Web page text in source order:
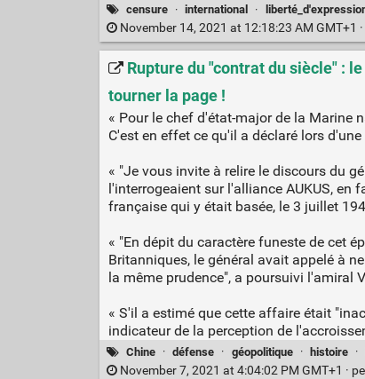
censure · international ·
November 14, 2021 at 12:18:23 AM GMT+1 ·
Rupture du "contrat du siècle" :
tourner la page !
« Pour le chef d'état-major de la Marine
C'est en effet ce qu'il a déclaré lors
« "Je vous invite à relire le discours du
l'interrogeaient sur l'alliance AUKUS,
française qui y était basée, le 3 juillet
« "En dépit du caractère funeste de cet
Britanniques, le général avait appelé à
la même prudence", a poursuivi l'amiral
« S'il a estimé que cette affaire était
indicateur de la perception de
Chine · défense · géopolitique · histoire ·
November 7, 2021 at 4:04:02 PM GMT+1 ·